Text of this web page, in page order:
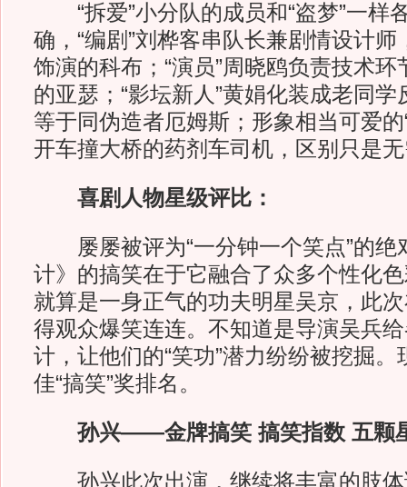
“拆爱”小分队的成员和“盗梦”一样
确，“编剧”刘桦客串队长兼剧情设计
饰演的科布；“演员”周晓鸥负责技术
的亚瑟；“影坛新人”黄娟化装成老同
等于同伪造者厄姆斯；形象相当可爱的
开车撞大桥的药剂车司机，区别只是
喜剧人物星级评比：
屡屡被评为“一分钟一个笑点”的绝
计》的搞笑在于它融合了众多个性化
就算是一身正气的功夫明星吴京，此
得观众爆笑连连。不知道是导演吴兵
计，让他们的“笑功”潜力纷纷被挖掘
佳“搞笑”奖排名。
孙兴——金牌搞笑 搞笑指数 五颗
孙兴此次出演，继续将丰富的肢体